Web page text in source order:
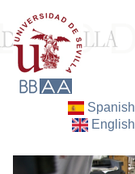
Spanish
English
Buscar